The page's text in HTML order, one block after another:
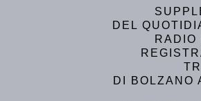
DEL
RADIO
DI BOLZANO